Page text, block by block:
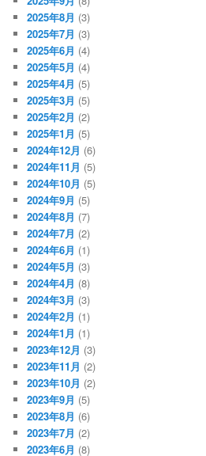
2025年8月 (3)
2025年7月 (3)
2025年6月 (4)
2025年5月 (4)
2025年4月 (5)
2025年3月 (5)
2025年2月 (2)
2025年1月 (5)
2024年12月 (6)
2024年11月 (5)
2024年10月 (5)
2024年9月 (5)
2024年8月 (7)
2024年7月 (2)
2024年6月 (1)
2024年5月 (3)
2024年4月 (8)
2024年3月 (3)
2024年2月 (1)
2024年1月 (1)
2023年12月 (3)
2023年11月 (2)
2023年10月 (2)
2023年9月 (5)
2023年8月 (6)
2023年7月 (2)
2023年6月 (8)